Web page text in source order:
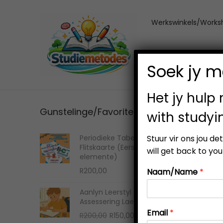
Werkswinkels/
Gunstelinge/Favorites
Periodieke Tabel
Flitskaarte (Eerste 20
elemente)
R200,00
Aanlyn Leerstyl
Assessering Laerskool
R200,00 R150,00
Soek jy
Het jy hulp
with
Stuur vir ons jou
will get back to
Naam/Name *
Email *